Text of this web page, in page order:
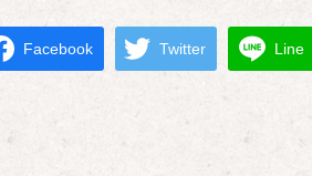
Facebook Twitter Line